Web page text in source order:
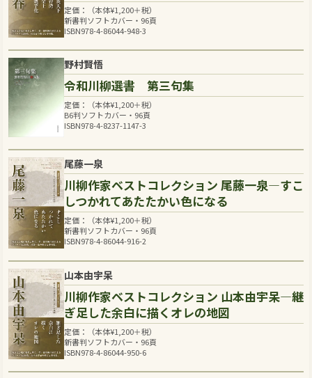
定価：（本体¥1,200＋税）
新書判ソフトカバー・96頁
ISBN978-4-86044-948-3
野村賢悟
令和川柳選書 第三句集
定価：（本体¥1,200＋税）
B6判ソフトカバー・96頁
ISBN978-4-8237-1147-3
尾藤一泉
川柳作家ベストコレクション 尾藤一泉―すこ
しつかれてあたたかい色になる
定価：（本体¥1,200＋税）
新書判ソフトカバー・96頁
ISBN978-4-86044-916-2
山本由宇呆
川柳作家ベストコレクション 山本由宇呆―継
ぎ足した余白に描くオレの地図
定価：（本体¥1,200＋税）
新書判ソフトカバー・96頁
ISBN978-4-86044-950-6